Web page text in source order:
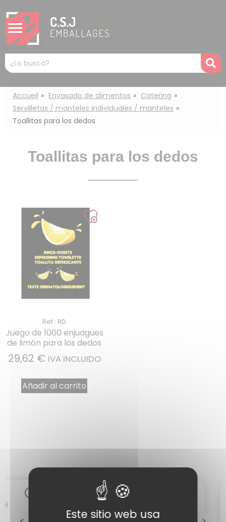
Mots
clés
:
Accueil Envasado de alimentos
Catering
Servilletas / manteles individuales / manteles
Toallitas para los dedos
Toallitas para los dedos
Ref : RD
Juego de 1000 enjuagues
de limón para los dedos
29,62 € IVA INCLUIDO
Añadir al carrito
Este sitio web usa